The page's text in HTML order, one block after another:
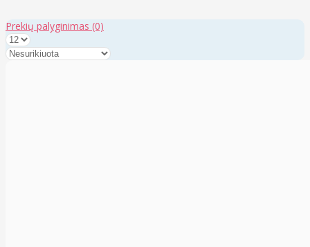
Prekių palyginimas (0)